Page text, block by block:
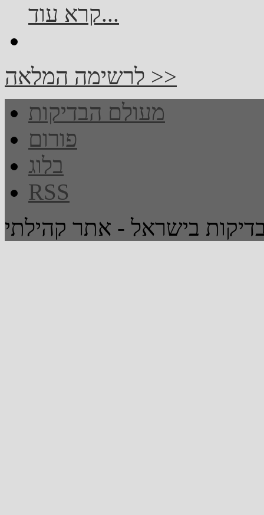
קרא עוד...
לרשימה המלאה >>
מעולם הבדיקות
פורום
בלוג
RSS
בישראל - אתר קהילתי